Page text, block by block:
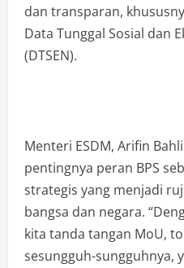
dan transparan,
Data Tunggal Sosial dan
(DTSEN).
Menteri ESDM, Arifin
pentingnya peran BPS
strategis yang menjadi
bangsa dan negara.
kita tanda tangan MoU,
sesungguh-sungguhnya,